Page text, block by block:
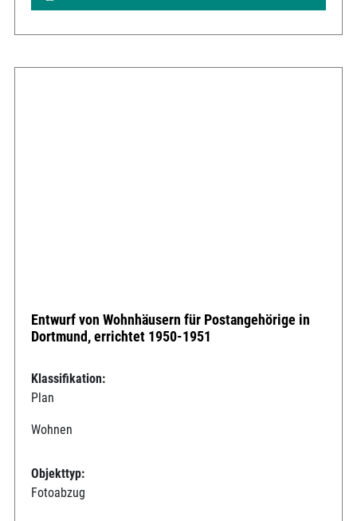
Entwurf von Wohnhäusern für Postangehörige in
Dortmund, errichtet 1950-1951
Klassifikation:
Plan
Wohnen
Objekttyp:
Fotoabzug